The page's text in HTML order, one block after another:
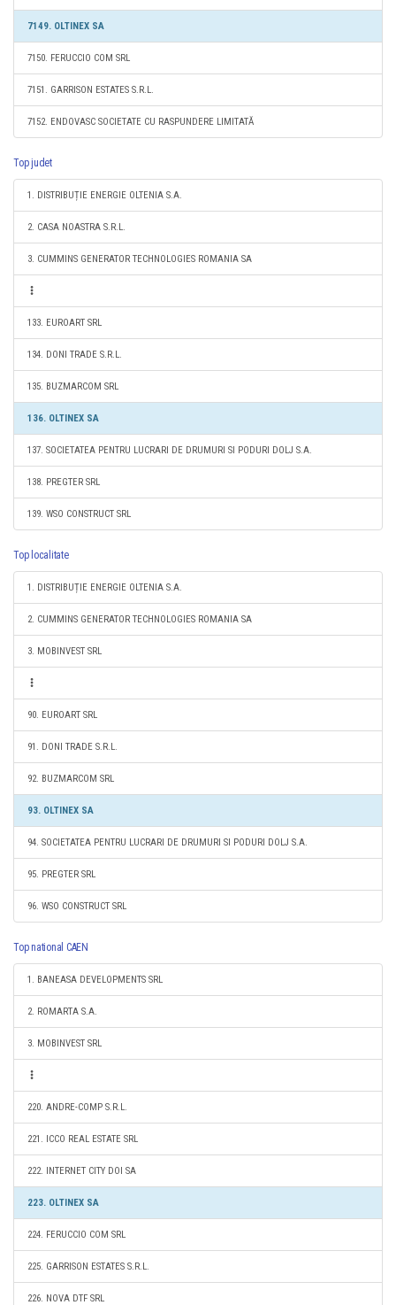
7149. OLTINEX SA
7150. FERUCCIO COM SRL
7151. GARRISON ESTATES S.R.L.
7152. ENDOVASC SOCIETATE CU RASPUNDERE LIMITATĂ
Top judet
1. DISTRIBUȚIE ENERGIE OLTENIA S.A.
2. CASA NOASTRA S.R.L.
3. CUMMINS GENERATOR TECHNOLOGIES ROMANIA SA
133. EUROART SRL
134. DONI TRADE S.R.L.
135. BUZMARCOM SRL
136. OLTINEX SA
137. SOCIETATEA PENTRU LUCRARI DE DRUMURI SI PODURI DOLJ S.A.
138. PREGTER SRL
139. WSO CONSTRUCT SRL
Top localitate
1. DISTRIBUȚIE ENERGIE OLTENIA S.A.
2. CUMMINS GENERATOR TECHNOLOGIES ROMANIA SA
3. MOBINVEST SRL
90. EUROART SRL
91. DONI TRADE S.R.L.
92. BUZMARCOM SRL
93. OLTINEX SA
94. SOCIETATEA PENTRU LUCRARI DE DRUMURI SI PODURI DOLJ S.A.
95. PREGTER SRL
96. WSO CONSTRUCT SRL
Top national CAEN
1. BANEASA DEVELOPMENTS SRL
2. ROMARTA S.A.
3. MOBINVEST SRL
220. ANDRE-COMP S.R.L.
221. ICCO REAL ESTATE SRL
222. INTERNET CITY DOI SA
223. OLTINEX SA
224. FERUCCIO COM SRL
225. GARRISON ESTATES S.R.L.
226. NOVA DTF SRL